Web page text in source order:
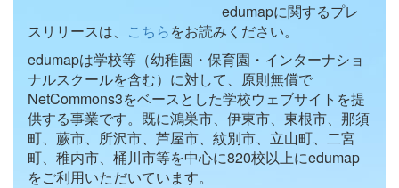
edumapに関するプレ
スリリースは、 こちらをお読みください。
edumapは学校等（幼稚園・保育園・インターナショ
ナルスクールを含む）に対して、原則無償で
NetCommons3をベースとした学校ウェブサイトを提
供する事業です。既に鴻巣市、伊東市、東根市、那須
町、蕨市、所沢市、芦屋市、紋別市、立山町、二宮
町、稚内市、桶川市等を中心に820校以上にedumap
をご利用いただいています。